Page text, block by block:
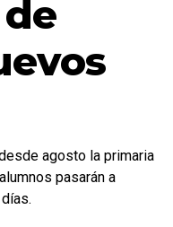
agosto la primaria
pasarán a